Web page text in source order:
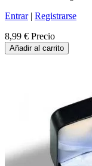
Entrar| Registrarse
8,99 € Precio
Añadir al carrito